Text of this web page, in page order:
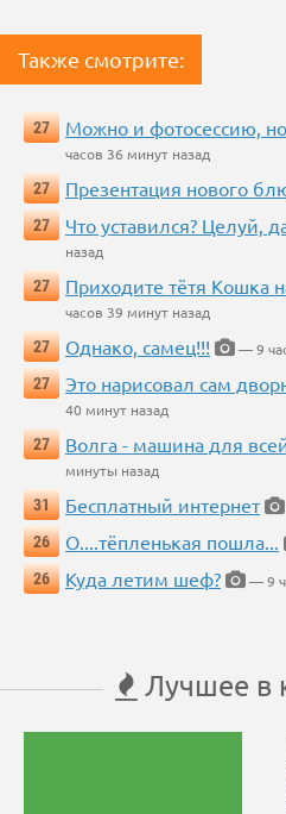
Также смотрите:
27 Можно и фотосессию,
часов 36 минут назад
27
Презентация нового
27
Что уставился? Целуй,
назад
27
Приходите тётя Кошка
часов 39 минут назад
27
Однако, самец!!!
— 9
27
Это нарисовал сам
40 минут назад
27
Волга - машина для
минуты назад
31
Бесплатный интернет
26
О....тёпленькая пошла...
26
Куда летим шеф? — 9
Лучшее в